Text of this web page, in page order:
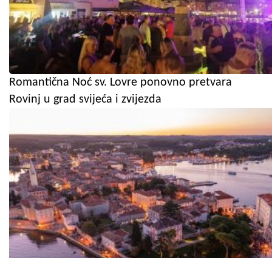
Romantična Noć sv. Lovre ponovno pretvara
Rovinj u grad svijeća i zvijezda